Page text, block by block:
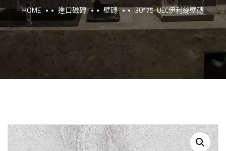
HOME 進口磁磚 壁磚 30*75-UEC伊利絲壁磚